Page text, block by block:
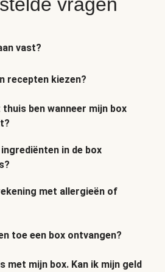
vast?
recepten kiezen?
ben wanneer mijn box
in de box
met allergieën of
toe een box ontvangen?
met mijn box. Kan ik mijn geld